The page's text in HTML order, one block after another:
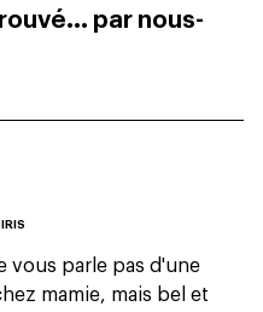
par nous-
vous parle pas d'une
mamie, mais bel et